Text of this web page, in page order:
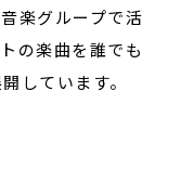
楽グループで活
の楽曲を誰でも
しています。